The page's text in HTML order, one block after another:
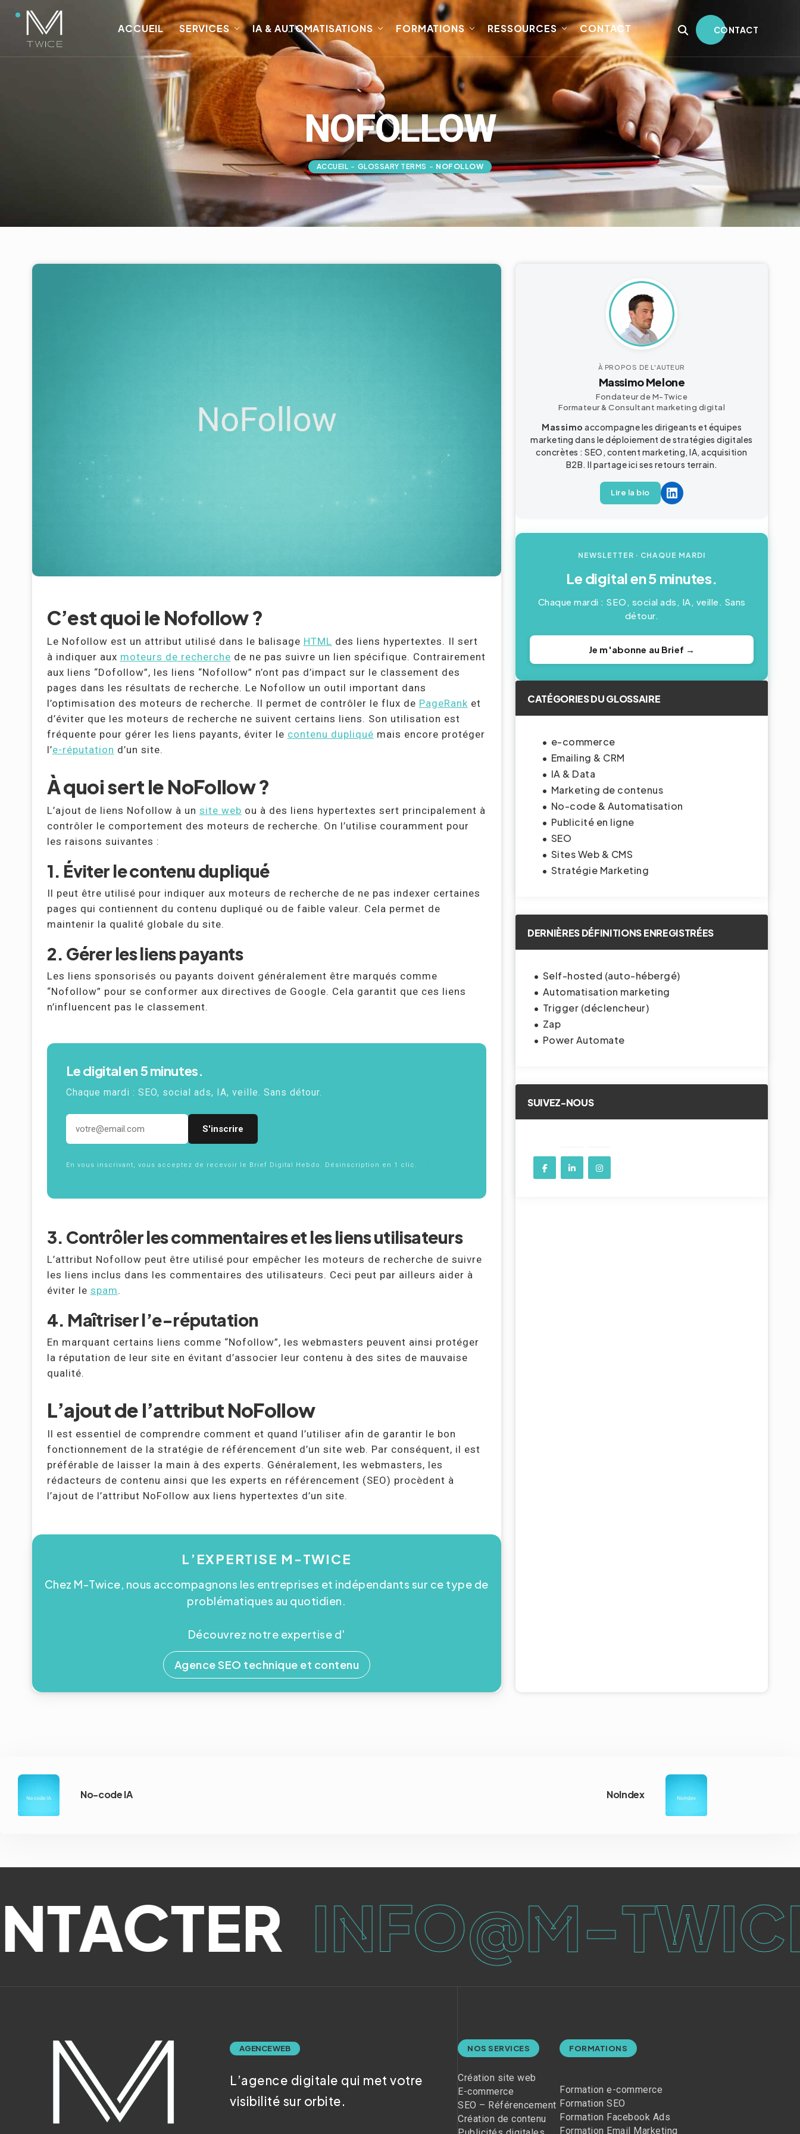
ACCUEIL SERVICES IA & AUTOMATISATIONS FORMATIONS RESSOURCES CONTACT CONTACT
NOFOLLOW
ACCUEIL - GLOSSARY TERMS - NOFOLLOW
C’est quoi le Nofollow ?
Le Nofollow est un attribut utilisé dans le balisage HTML des liens hypertextes. Il sert
à indiquer aux moteurs de recherche de ne pas suivre un lien spécifique. Contrairement
aux liens “Dofollow”, les liens “Nofollow” n’ont pas d’impact sur le classement des
pages dans les résultats de recherche. Le Nofollow un outil important dans
l’optimisation des moteurs de recherche. Il permet de contrôler le flux de PageRank et
d’éviter que les moteurs de recherche ne suivent certains liens. Son utilisation est
fréquente pour gérer les liens payants, éviter le contenu dupliqué mais encore protéger
l’e-réputation d’un site.
À quoi sert le NoFollow ?
L’ajout de liens Nofollow à un site web ou à des liens hypertextes sert principalement à
contrôler le comportement des moteurs de recherche. On l’utilise couramment pour
les raisons suivantes :
1. Éviter le contenu dupliqué
Il peut être utilisé pour indiquer aux moteurs de recherche de ne pas indexer certaines
pages qui contiennent du contenu dupliqué ou de faible valeur. Cela permet de
maintenir la qualité globale du site.
2. Gérer les liens payants
Les liens sponsorisés ou payants doivent généralement être marqués comme
“Nofollow” pour se conformer aux directives de Google. Cela garantit que ces liens
n’influencent pas le classement.
Le digital en 5 minutes.
Chaque mardi : SEO, social ads, IA, veille. Sans détour.
En vous inscrivant, vous acceptez de recevoir le Brief Digital Hebdo. Désinscription en 1 clic.
3. Contrôler les commentaires et les liens utilisateurs
L’attribut Nofollow peut être utilisé pour empêcher les moteurs de recherche de suivre
les liens inclus dans les commentaires des utilisateurs. Ceci peut par ailleurs aider à
éviter le spam.
4. Maîtriser l’e-réputation
En marquant certains liens comme “Nofollow”, les webmasters peuvent ainsi protéger
la réputation de leur site en évitant d’associer leur contenu à des sites de mauvaise
qualité.
L’ajout de l’attribut NoFollow
Il est essentiel de comprendre comment et quand l’utiliser afin de garantir le bon
fonctionnement de la stratégie de référencement d’un site web. Par conséquent, il est
préférable de laisser la main à des experts. Généralement, les webmasters, les
rédacteurs de contenu ainsi que les experts en référencement (SEO) procèdent à
l’ajout de l’attribut NoFollow aux liens hypertextes d’un site.
L’EXPERTISE M-TWICE
Chez M-Twice, nous accompagnons les entreprises et indépendants sur ce type de
problématiques au quotidien.
Découvrez notre expertise d'
Agence SEO technique et contenu
À PROPOS DE L'AUTEUR
Massimo Melone
Fondateur de M-Twice
Formateur & Consultant marketing digital
Massimo accompagne les dirigeants et équipes
marketing dans le déploiement de stratégies digitales
concrètes : SEO, content marketing, IA, acquisition
B2B. Il partage ici ses retours terrain.
Lire la bio
NEWSLETTER · CHAQUE MARDI
Le digital en 5 minutes.
Chaque mardi : SEO, social ads, IA, veille. Sans
détour.
Je m'abonne au Brief →
CATÉGORIES DU GLOSSAIRE
e-commerce
Emailing & CRM
IA & Data
Marketing de contenus
No-code & Automatisation
Publicité en ligne
SEO
Sites Web & CMS
Stratégie Marketing
DERNIÈRES DÉFINITIONS ENREGISTRÉES
Self-hosted (auto-hébergé)
Automatisation marketing
Trigger (déclencheur)
Zap
Power Automate
SUIVEZ-NOUS
No-code IA NoIndex
INFO@M-
AGENCE WEB
L’agence digitale qui met votre
visibilité sur orbite.
NOS SERVICES
Création site web
E-commerce
SEO – Référencement
Création de contenu
FORMATIONS
Formation e-commerce
Formation SEO
Formation Facebook Ads
Formation Email Marketing